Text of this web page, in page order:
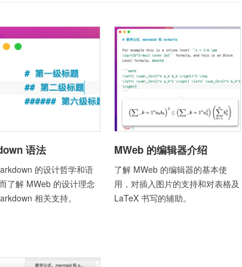
语法
的设计哲学和语
了解 MWeb 的设计理念
相关支持。
MWeb 的编辑器介绍
了解 MWeb 的编辑器的基本使
用，对插入图片的支持和对表格及
LaTeX 书写的辅助。